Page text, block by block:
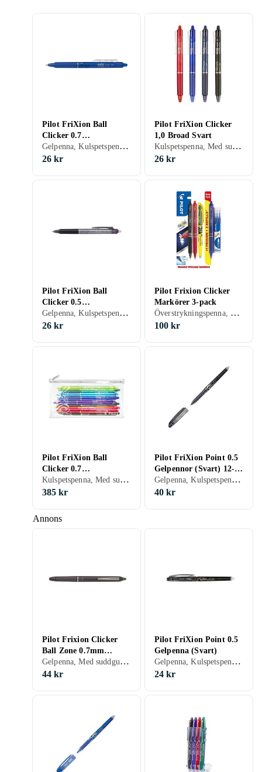
Annons
Pilot FriXion Ball
Clicker 0.7
Kulspetspenna (Blå) Gelpenna, Kulspetspenna, Tuschpenna, Med suddgummi, Svart, Vit, Grå, Turkos, Blå, Röd, Grön, Rosa
26 kr
Pilot FriXion Clicker
1,0 Broad Svart
Kulspetspenna, Med suddgummi, Svart
26 kr
Pilot FriXion Ball
Clicker 0.5
Kulspetspenna (Svart)Gelpenna, Kulspetspenna, Med suddgummi, Svart, Turkos, Blå
26 kr
Pilot Frixion Clicker
Markörer 3-pack
Överstrykningspenna, Med suddgummi
100 kr
Pilot FriXion Ball
Clicker 0.7
Kulspetspenna 10-packKulspetspenna, Med suddgummi
385 kr
Pilot FriXion Point 0.5
Gelpennor (Svart) 12-
pack
Gelpenna, Kulspetspenna, Med suddgummi, Svart
40 kr
Pilot Frixion Clicker
Ball Zone 0.7mm
Raderbar (Grå)
Gelpenna, Med suddgummi, Svart, Grå, Röd, Rosa
44 kr
Pilot FriXion Point 0.5
Gelpenna (Svart)
Gelpenna, Kulspetspenna, Permanent, Med suddgummi, Svart, Blå, Röd, Grön
24 kr